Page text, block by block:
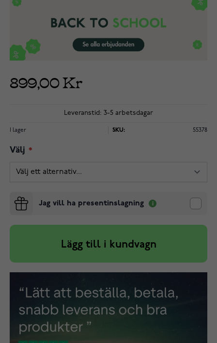
899,00 Kr
Leveranstid: 3-5 arbetsdagar
I lager SKU: 55378
Välj
Jag vill ha presentinslagning
Lägg till i kundvagn